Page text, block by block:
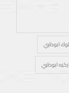
ابوظبي
ابوظبي